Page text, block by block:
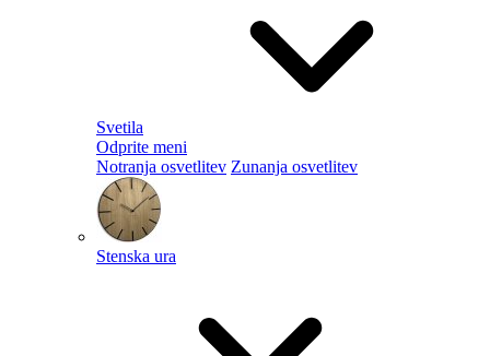
Svetila
Odprite meni
Notranja osvetlitev Zunanja osvetlitev
Stenska ura